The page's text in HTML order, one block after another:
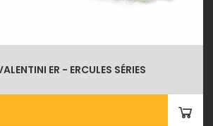
ER - ERCULES SÉRIES